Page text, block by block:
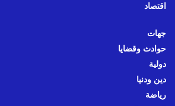
اقتصاد
جهات
حوادث وقضايا
دولية
دين ودنيا
رياضة